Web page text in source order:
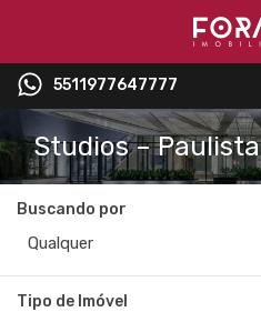
5511977647777
Studios – Paulista
Buscando por
Qualquer
Tipo de Imóvel